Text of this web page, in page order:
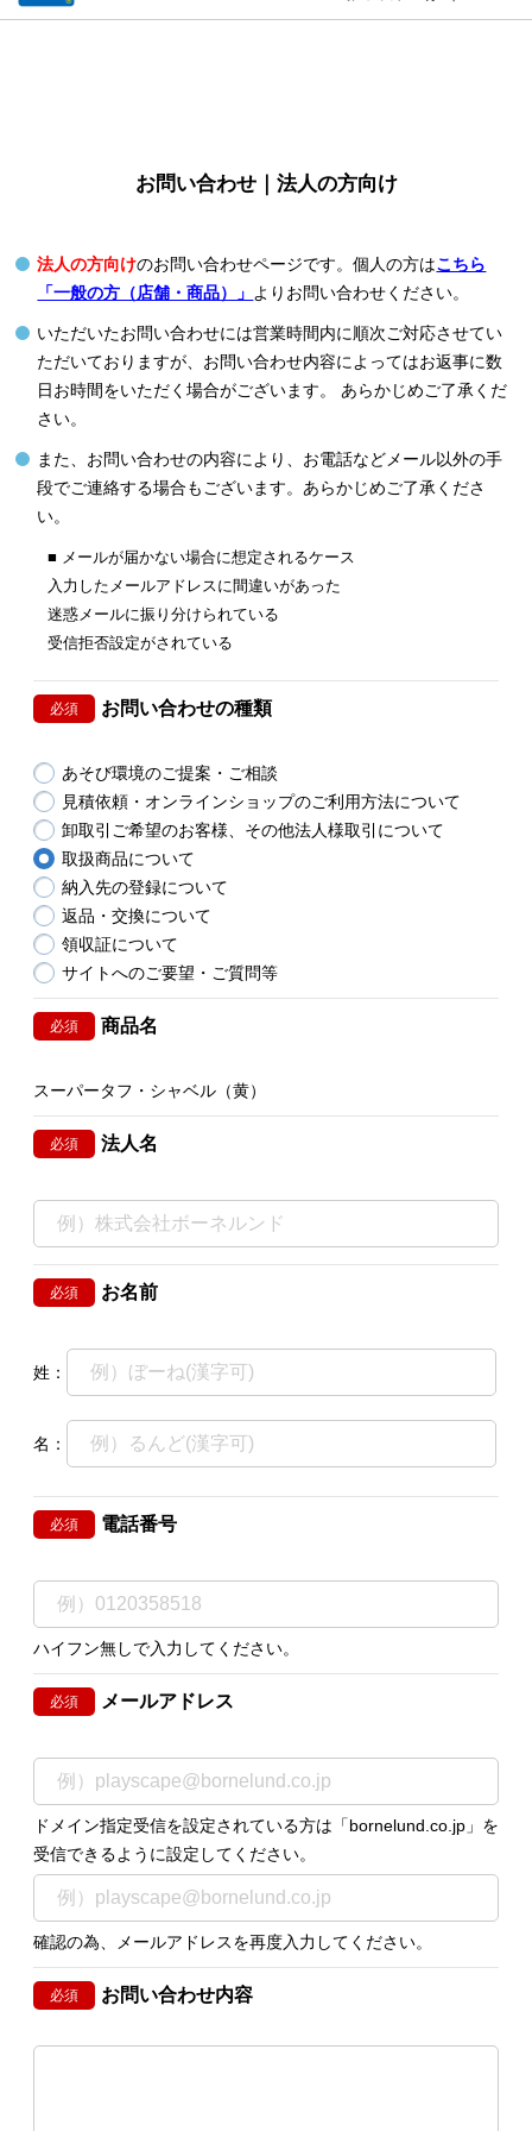
お問い合わせ｜法人の方向け
法人の方向けのお問い合わせページです。個人の方はこちら
「一般の方（店舗・商品）」 よりお問い合わせください。
いただいたお問い合わせには営業時間内に順次ご対応させてい
ただいておりますが、お問い合わせ内容によってはお返事に数
日お時間をいただく場合がございます。 あらかじめご了承くだ
さい。
また、お問い合わせの内容により、お電話などメール以外の手
段でご連絡する場合もございます。あらかじめご了承くださ
い。
■ メールが届かない場合に想定されるケース
入力したメールアドレスに間違いがあった
迷惑メールに振り分けられている
受信拒否設定がされている
必須 お問い合わせの種類
あそび環境のご提案・ご相談
見積依頼・オンラインショップのご利用方法について
卸取引ご希望のお客様、その他法人様取引について
取扱商品について
納入先の登録について
返品・交換について
領収証について
サイトへのご要望・ご質問等
必須 商品名
スーパータフ・シャベル（黄）
必須 法人名
必須 お名前
姓：
名：
必須 電話番号
ハイフン無しで入力してください。
必須 メールアドレス
ドメイン指定受信を設定されている方は「bornelund.co.jp」を
受信できるように設定してください。
確認の為、メールアドレスを再度入力してください。
必須 お問い合わせ内容